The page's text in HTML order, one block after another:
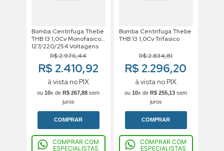
Bomba Centrifuga Thebe
THB 13 1,0Cv Monofasico
127/220/254 Voltagens
R$2.976,44
R$ 2.410,92
à vista no PIX
ou 10x de R$ 267,88 sem
juros
COMPRAR
COMPRAR COM
ESPECIALISTAS
Bomba Centrifuga Thebe
THB 13 1,0Cv Trifasico
R$2.834,81
R$ 2.296,20
à vista no PIX
ou 10x de R$ 255,13 sem
juros
COMPRAR
COMPRAR COM
ESPECIALISTAS